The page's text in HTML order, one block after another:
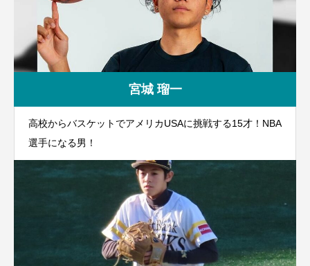
宮城 瑠一
高校からバスケットでアメリカUSAに挑戦する15才！NBA
選手になる男！